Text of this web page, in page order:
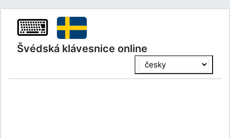
⌨
Švédská klávesnice online